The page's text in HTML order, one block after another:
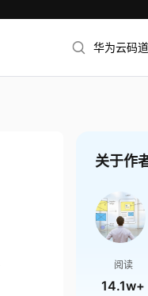
华为云码道
关于作
阅读
14.1w+